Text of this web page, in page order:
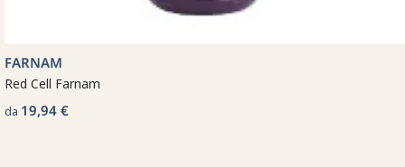
FARNAM
Red Cell Farnam
da 19,94 €